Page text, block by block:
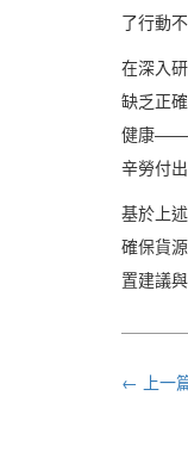
了行動
在深入
缺乏正
健康——
辛勞付
基於上
確保貨
置建議
← 上一